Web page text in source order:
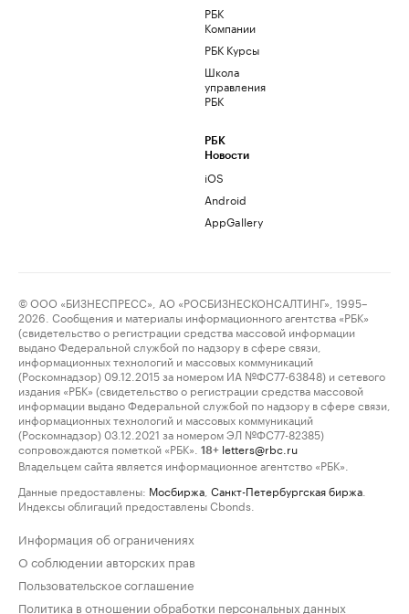
РБК
Компании
РБК Курсы
Школа
управления
РБК
РБК
Новости
iOS
Android
AppGallery
© ООО «БИЗНЕСПРЕСС», АО «РОСБИЗНЕСКОНСАЛТИНГ», 1995–
2026. Сообщения и материалы информационного агентства «РБК»
(свидетельство о регистрации средства массовой информации
выдано Федеральной службой по надзору в сфере связи,
информационных технологий и массовых коммуникаций
(Роскомнадзор) 09.12.2015 за номером ИА №ФС77-63848) и сетевого
издания «РБК» (свидетельство о регистрации средства массовой
информации выдано Федеральной службой по надзору в сфере связи,
информационных технологий и массовых коммуникаций
(Роскомнадзор) 03.12.2021 за номером ЭЛ №ФС77-82385)
сопровождаются пометкой «РБК».
18+ letters@rbc.ru
Владельцем сайта является информационное агентство «РБК».
Данные предоставлены: Мосбиржа Санкт-Петербургская биржа
Индексы облигаций предоставлены Cbonds.
Информация об ограничениях
О соблюдении авторских прав
Пользовательское соглашение
Политика в отношении обработки персональных данных